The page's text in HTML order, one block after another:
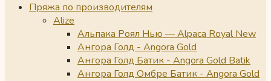
Пряжа по производителям
Alize
Альпака Роял Нью — Alpaca Royal New
Ангора Голд - Angora Gold
Ангора Голд Батик - Angora Gold Batik
Ангора Голд Омбре Батик - Angora Gold